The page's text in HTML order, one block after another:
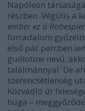
Napóleon
részben. Végülis a
ember ez a
forradalom
első pár percben
guillotine nevű,
találmánnyal. De
szerencsétlenség
Közvádló úr
húga –